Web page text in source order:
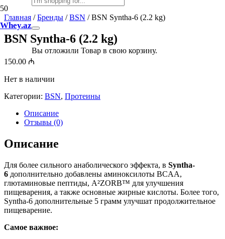
Whey.az
Вы отложили Товар в свою корзину.
Главная /Бренды /BSN / BSN Syntha-6 (2.2 kg)
BSN Syntha-6 (2.2 kg)
150.00 ₼
Нет в наличии
Категории: BSN, Протеины
Описание
Отзывы (0)
Описание
Для более сильного анаболического эффекта, в Syntha-
6 дополнительно добавлены аминоксилоты BCAA,
глютаминовые пептиды, A²ZORB™ для улучшения
пищеварения, а также основные жирные кислоты. Более того,
Syntha-6 дополнительные 5 грамм улучшат продолжительное
пищеварение.
Самое важное: